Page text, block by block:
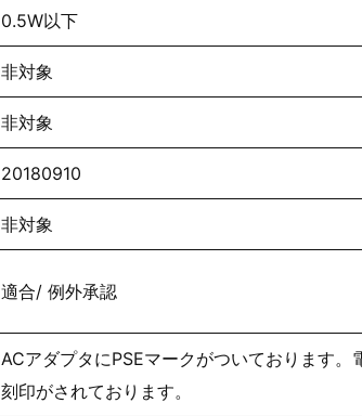
0.5W以下
非対象
非対象
20180910
非対象
適合/ 例外承認
ACアダプタにPSEマークがついております。
刻印がされております。